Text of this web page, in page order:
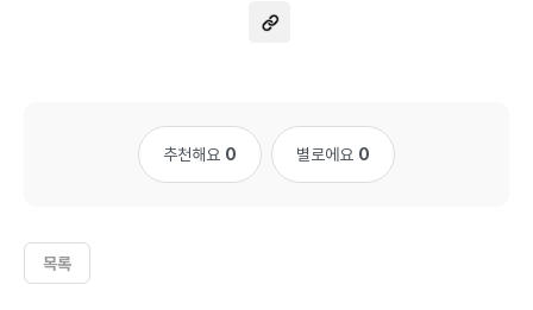
추천해요 0 별로에요 0
목록